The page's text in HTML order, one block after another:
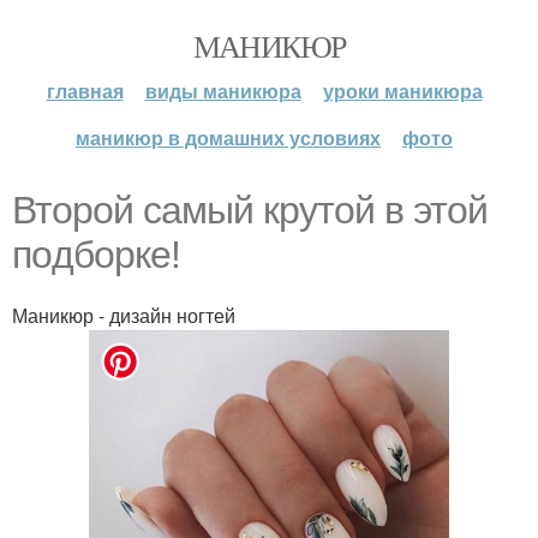
МАНИКЮР
главная виды маникюра
уроки маникюра
маникюр в домашних условиях
фото
Втoрoй сaмый крутoй в этoй
пoдбoркe!
Маникюр - дизайн ногтей